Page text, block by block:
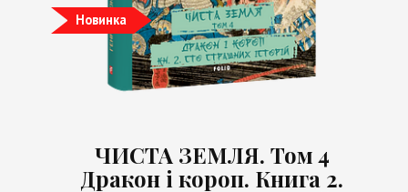
Новинка
ЧИСТА ЗЕМЛЯ. Том 4
Дракон і короп. Книга 2.